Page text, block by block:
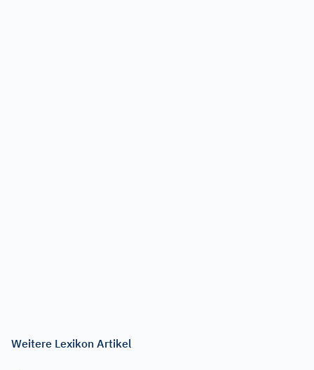
Weitere Lexikon Artikel